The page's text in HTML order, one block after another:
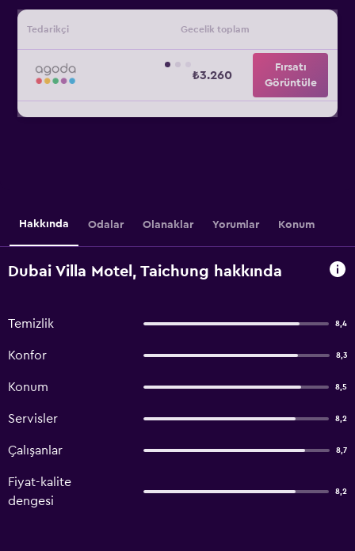
Tedarikçi Gecelik toplam
₺3.260
Fırsatı
Görüntüle
Hakkında Odalar Olanaklar Yorumlar Konum
Dubai Villa Motel, Taichung hakkında
Temizlik 8,4
Konfor 8,3
Konum 8,5
Servisler 8,2
Çalışanlar 8,7
Fiyat-kalite
dengesi
8,2